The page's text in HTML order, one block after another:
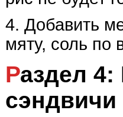
4. Добавить
мяту, соль по
Раздел 4: Быстрые